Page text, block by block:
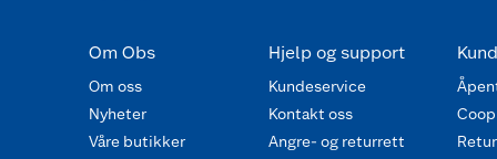
Om Obs
Om oss
Nyheter
Våre butikker
Hjelp og support
Kundeservice
Kontakt oss
Angre- og returrett